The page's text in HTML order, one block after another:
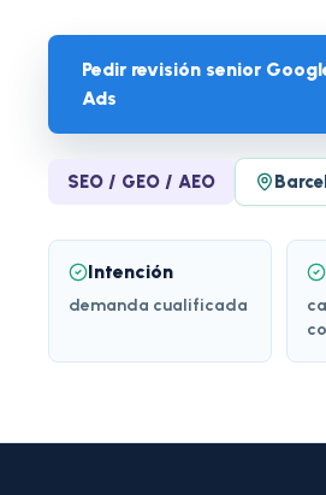
Pedir revisión senior
Ads
SEO / GEO / AEO
Intención
demanda cualificada